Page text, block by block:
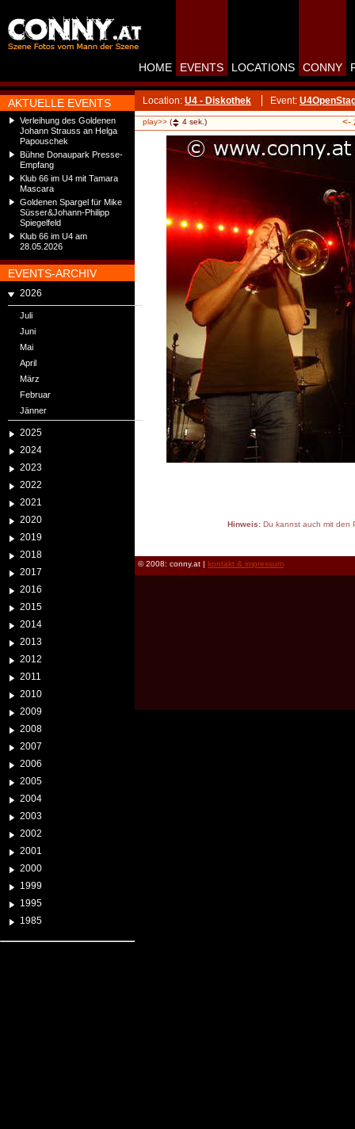
AKTUELLE EVENTS
Verleihung des Goldenen
Johann Strauss an Helga
Papouschek
Bühne Donaupark Presse-
Empfang
Klub 66 im U4 mit Tamara
Mascara
Goldenen Spargel für Mike
Süsser&Johann-Philipp
Spiegelfeld
Klub 66 im U4 am
28.05.2026
EVENTS-ARCHIV
2026
Juli
Juni
Mai
April
März
Februar
Jänner
2025
2024
2023
2022
2021
2020
2019
2018
2017
2016
2015
2014
2013
2012
2011
2010
2009
2008
2007
2006
2005
2004
2003
2002
2001
2000
1999
1995
1985
HOME EVENTS LOCATIONS CONNY
Location: U4 - Diskothek Event:
play>> ( 4 sek.) <-
Hinweis:Du kannst auch mit den
© 2008: conny.at | kontakt & impressum